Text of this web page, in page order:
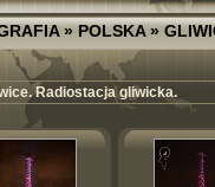
»POLSKA»
Radiostacja gliwicka.